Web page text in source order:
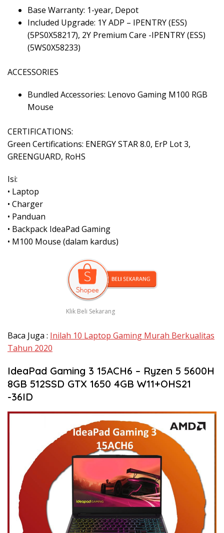
Base Warranty: 1-year, Depot
Included Upgrade: 1Y ADP – IPENTRY (ESS)
(5PS0X58217), 2Y Premium Care -IPENTRY (ESS)
(5WS0X58233)
ACCESSORIES
Bundled Accessories: Lenovo Gaming M100 RGB
Mouse
CERTIFICATIONS:
Green Certifications: ENERGY STAR 8.0, ErP Lot 3,
GREENGUARD, RoHS
Isi:
• Laptop
• Charger
• Panduan
• Backpack IdeaPad Gaming
• M100 Mouse (dalam kardus)
Klik Beli Sekarang
Baca Juga : Inilah 10 Laptop Gaming Murah Berkualitas
Tahun 2020
IdeaPad Gaming 3 15ACH6 – Ryzen 5 5600H
8GB 512SSD GTX 1650 4GB W11+OHS21
-36ID